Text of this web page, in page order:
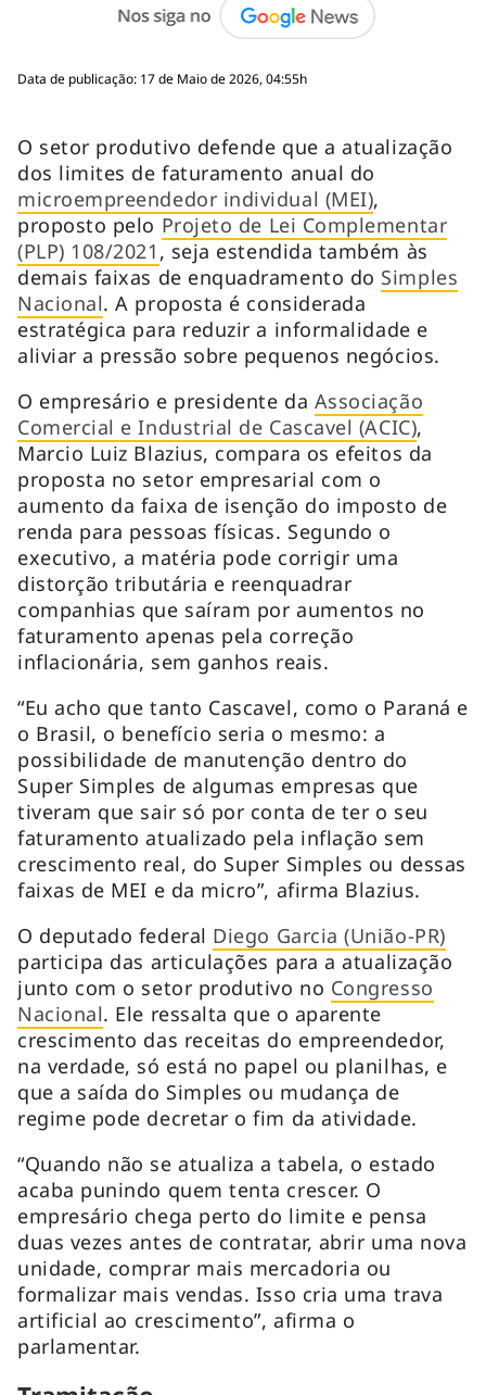
Data de publicação: 17 de Maio de 2026, 04:55h
O setor produtivo defende que a atualização
dos limites de faturamento anual do
microempreendedor individual (MEI),
proposto pelo Projeto de Lei Complementar
(PLP) 108/2021 , seja estendida também às
demais faixas de enquadramento do Simples
Nacional. A proposta é considerada
estratégica para reduzir a informalidade e
aliviar a pressão sobre pequenos negócios.
O empresário e presidente da Associação
Comercial e Industrial de Cascavel (ACIC),
Marcio Luiz Blazius, compara os efeitos da
proposta no setor empresarial com o
aumento da faixa de isenção do imposto de
renda para pessoas físicas. Segundo o
executivo, a matéria pode corrigir uma
distorção tributária e reenquadrar
companhias que saíram por aumentos no
faturamento apenas pela correção
inflacionária, sem ganhos reais.
“Eu acho que tanto Cascavel, como o Paraná e
o Brasil, o benefício seria o mesmo: a
possibilidade de manutenção dentro do
Super Simples de algumas empresas que
tiveram que sair só por conta de ter o seu
faturamento atualizado pela inflação sem
crescimento real, do Super Simples ou dessas
faixas de MEI e da micro”, afirma Blazius.
O deputado federal Diego Garcia (União-PR)
participa das articulações para a atualização
junto com o setor produtivo no Congresso
Nacional. Ele ressalta que o aparente
crescimento das receitas do empreendedor,
na verdade, só está no papel ou planilhas, e
que a saída do Simples ou mudança de
regime pode decretar o fim da atividade.
“Quando não se atualiza a tabela, o estado
acaba punindo quem tenta crescer. O
empresário chega perto do limite e pensa
duas vezes antes de contratar, abrir uma nova
unidade, comprar mais mercadoria ou
formalizar mais vendas. Isso cria uma trava
artificial ao crescimento”, afirma o
parlamentar.